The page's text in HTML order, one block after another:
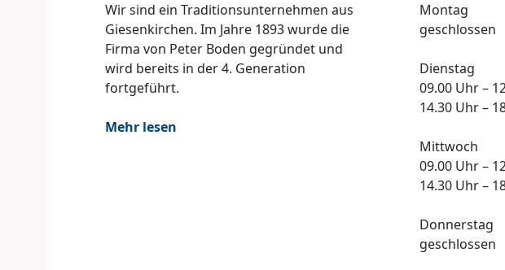
Wir sind ein Traditionsunternehmen aus
Giesenkirchen. Im Jahre 1893 wurde die
Firma von Peter Boden gegründet und
wird bereits in der 4. Generation
fortgeführt.
Mehr lesen
Montag
geschlossen
Dienstag
09.00 Uhr –
14.30 Uhr –
Mittwoch
09.00 Uhr –
14.30 Uhr –
Donnerstag
geschlossen